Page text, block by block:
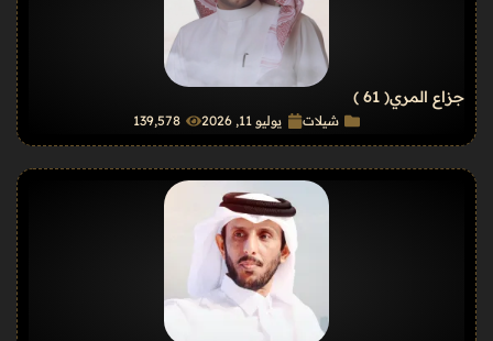
جزاع المري( 61 )
شيلات يوليو 11, 2026 139٬578